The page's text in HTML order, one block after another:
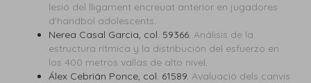
lesió del lligament encreuat anterior en jugadores
d'handbol adolescents.
Nerea Casal Garcia, col. 59366. Análisis de la
estructura rítmica y la distribución del esfuerzo en
los 400 metros vallas de alto nivel.
Álex Cebrián Ponce, col. 61589. Avaluació dels canvis